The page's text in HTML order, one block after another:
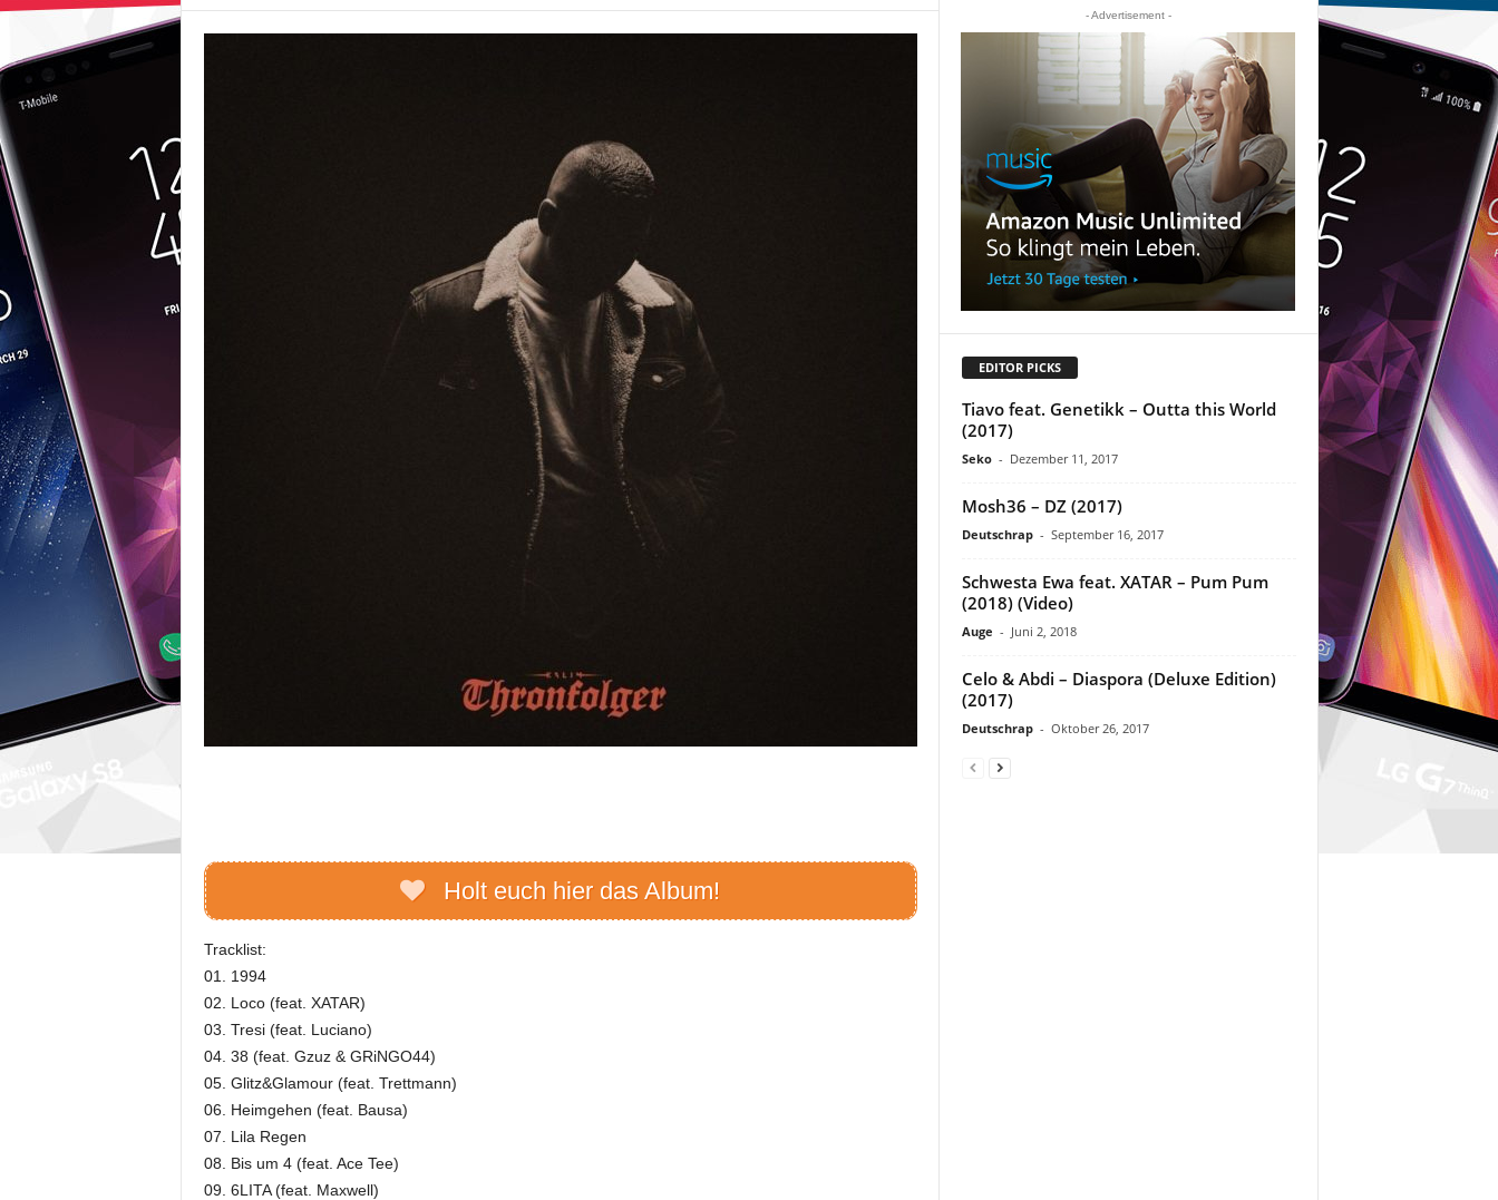
Holt euch hier das Album!
Tracklist:
01. 1994
02. Loco (feat. XATAR)
03. Tresi (feat. Luciano)
04. 38 (feat. Gzuz & GRiNGO44)
05. Glitz&Glamour (feat. Trettmann)
06. Heimgehen (feat. Bausa)
07. Lila Regen
08. Bis um 4 (feat. Ace Tee)
09. 6LITA (feat. Maxwell)
- Advertisement -
EDITOR PICKS
Tiavo feat. Genetikk – Outta this World
(2017)
Seko - Dezember 11, 2017
Mosh36 – DZ (2017)
Deutschrap - September 16, 2017
Schwesta Ewa feat. XATAR – Pum Pum
(2018) (Video)
Auge - Juni 2, 2018
Celo & Abdi – Diaspora (Deluxe Edition)
(2017)
Deutschrap - Oktober 26, 2017